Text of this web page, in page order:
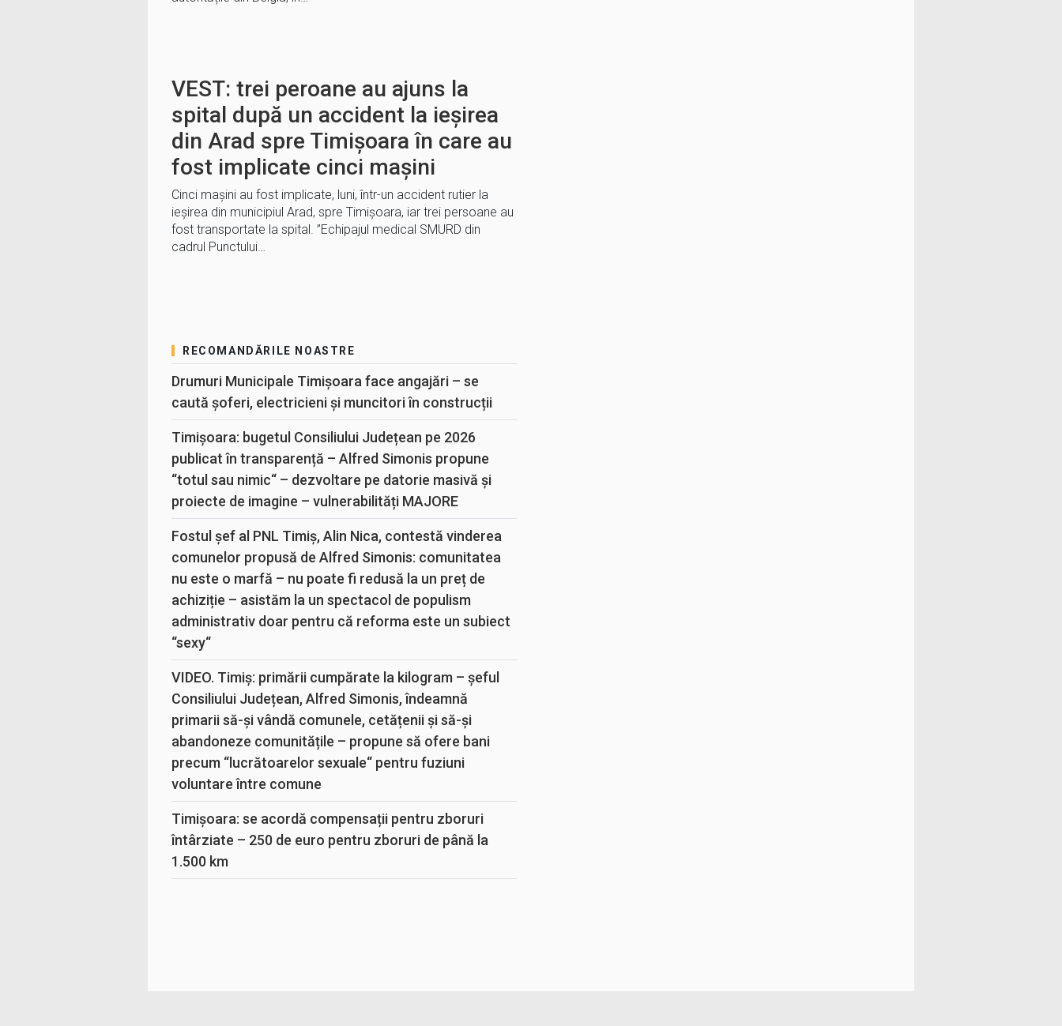
VEST: trei peroane au ajuns la
spital după un accident la ieșirea
din Arad spre Timișoara în care au
fost implicate cinci mașini
Cinci maşini au fost implicate, luni, într-un accident rutier la
ieşirea din municipiul Arad, spre Timişoara, iar trei persoane au
fost transportate la spital. ”Echipajul medical SMURD din
cadrul Punctului…
RECOMANDĂRILE NOASTRE
Drumuri Municipale Timișoara face angajări – se
caută șoferi, electricieni și muncitori în construcții
Timișoara: bugetul Consiliului Județean pe 2026
publicat în transparență – Alfred Simonis propune
“totul sau nimic“ – dezvoltare pe datorie masivă și
proiecte de imagine – vulnerabilități MAJORE
Fostul șef al PNL Timiș, Alin Nica, contestă vinderea
comunelor propusă de Alfred Simonis: comunitatea
nu este o marfă – nu poate fi redusă la un preț de
achiziție – asistăm la un spectacol de populism
administrativ doar pentru că reforma este un subiect
“sexy“
VIDEO. Timiș: primării cumpărate la kilogram – șeful
Consiliului Județean, Alfred Simonis, îndeamnă
primarii să-și vândă comunele, cetățenii și să-și
abandoneze comunitățile – propune să ofere bani
precum “lucrătoarelor sexuale“ pentru fuziuni
voluntare între comune
Timișoara: se acordă compensații pentru zboruri
întârziate – 250 de euro pentru zboruri de până la
1.500 km